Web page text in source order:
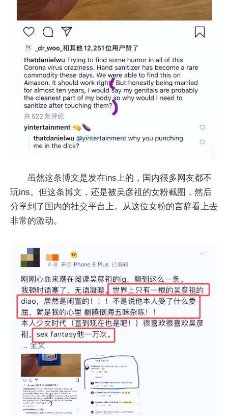
虽然这条博文是发在ins上的，国内很多网友都不
玩ins。但这条博文，还是被吴彦祖的女粉截图，然后
分享到了国内的社交平台上。从这位女粉的言辞看上去
非常的激动。